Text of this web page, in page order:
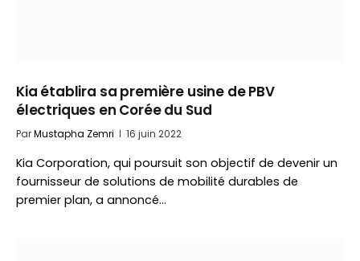
Kia établira sa première usine de PBV
électriques en Corée du Sud
ParMustapha Zemri 16 juin 2022
Kia Corporation, qui poursuit son objectif de devenir un
fournisseur de solutions de mobilité durables de
premier plan, a annoncé…